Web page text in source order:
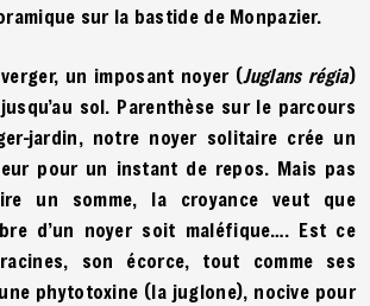
sur la bastide de Monpazier.
un imposant noyer (Juglans régia)
sol. Parenthèse sur le parcours
jardin, notre noyer solitaire crée un
pour un instant de repos. Mais pas
un somme, la croyance veut que
d’un noyer soit maléfique…. Est ce
son écorce, tout comme ses
phytotoxine (la juglone), nocive pour